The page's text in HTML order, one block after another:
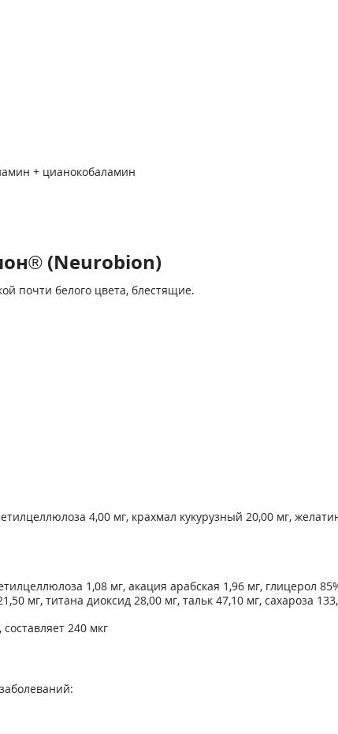
+ цианокобаламин
(Neurobion)
почти белого цвета, блестящие.
4,00 мг, крахмал кукурузный 20,00 мг,
1,08 мг, акация арабская 1,96 мг, глицерол
мг, титана диоксид 28,00 мг, тальк 47,10 мг, сахароза
240 мкг